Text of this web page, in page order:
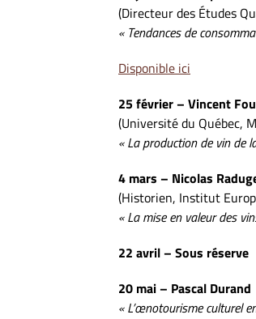
(Directeur des Études
« Tendances de
Disponible ici
25 février – Vincent
(Université du Québec,
« La production de vin de
4 mars – Nicolas
(Historien, Institut
« La mise en valeur des
22 avril – Sous réserve
20 mai – Pascal Durand
« L’œnotourisme culturel